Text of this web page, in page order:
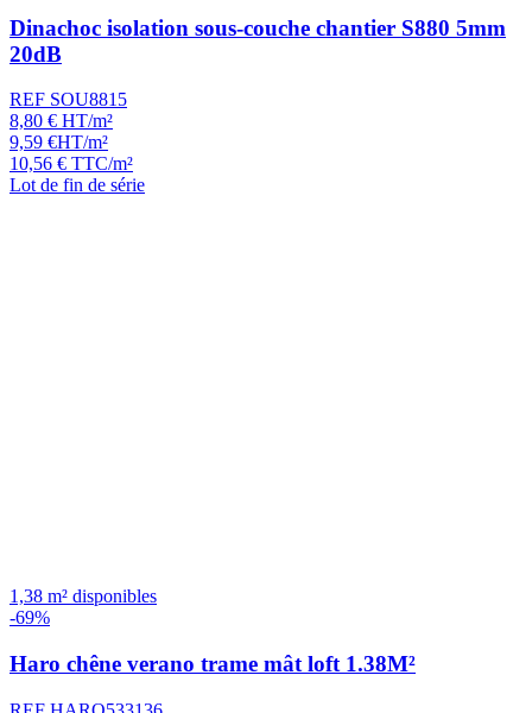
Dinachoc isolation sous-couche chantier S880 5mm
20dB
REF SOU8815
8,80 € HT/m²
9,59 €HT/m²
10,56 € TTC/m²
Lot de fin de série
1,38 m² disponibles
-69%
Haro chêne verano trame mât loft 1.38M²